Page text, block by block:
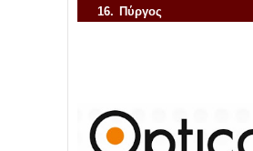
16. Πύργος